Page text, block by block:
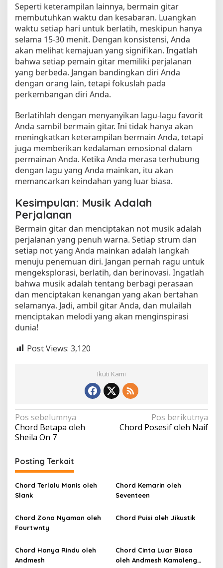
Seperti keterampilan lainnya, bermain gitar
membutuhkan waktu dan kesabaran. Luangkan
waktu setiap hari untuk berlatih, meskipun hanya
selama 15-30 menit. Dengan konsistensi, Anda
akan melihat kemajuan yang signifikan. Ingatlah
bahwa setiap pemain gitar memiliki perjalanan
yang berbeda. Jangan bandingkan diri Anda
dengan orang lain, tetapi fokuslah pada
perkembangan diri Anda.
Berlatihlah dengan menyanyikan lagu-lagu favorit
Anda sambil bermain gitar. Ini tidak hanya akan
meningkatkan keterampilan bermain Anda, tetapi
juga memberikan kedalaman emosional dalam
permainan Anda. Ketika Anda merasa terhubung
dengan lagu yang Anda mainkan, itu akan
memancarkan keindahan yang luar biasa.
Kesimpulan: Musik Adalah
Perjalanan
Bermain gitar dan menciptakan not musik adalah
perjalanan yang penuh warna. Setiap strum dan
setiap not yang Anda mainkan adalah langkah
menuju penemuan diri. Jangan pernah ragu untuk
mengeksplorasi, berlatih, dan berinovasi. Ingatlah
bahwa musik adalah tentang berbagi perasaan
dan menciptakan kenangan yang akan bertahan
selamanya. Jadi, ambil gitar Anda, dan mulailah
menciptakan melodi yang akan menginspirasi
dunia!
Post Views: 3,120
Ikuti Kami
N
a
i
g
a
s
i
p
o
s
Pos sebelumnya
Chord Betapa oleh
Sheila On 7
Pos berikutnya
Chord Posesif oleh Naif
Posting Terkait
Chord Terlalu Manis oleh
Slank
Chord Kemarin oleh
Seventeen
Chord Zona Nyaman oleh
Fourtwnty
Chord Puisi oleh Jikustik
Chord Hanya Rindu oleh
Andmesh
Chord Cinta Luar Biasa
oleh Andmesh Kamaleng